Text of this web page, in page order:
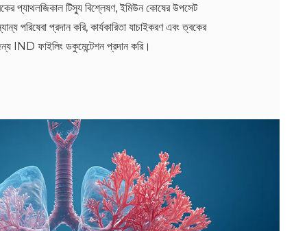
প্যাথলজিকাল টিস্যু বিশ্লেষণ, ইমিউন কোষের উপসেট
পরিষেবা প্রদান করি, কার্যকারিতা যাচাইকরণ এবং ত্বকের
IND ফাইলিং ডকুমেন্টেশন প্রদান করি।